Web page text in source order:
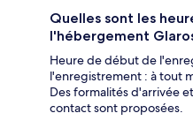
Quelles sont les
l'hébergement
Heure de début de
l'enregistrement : à tout
Des formalités d'arrivée
contact sont proposées.